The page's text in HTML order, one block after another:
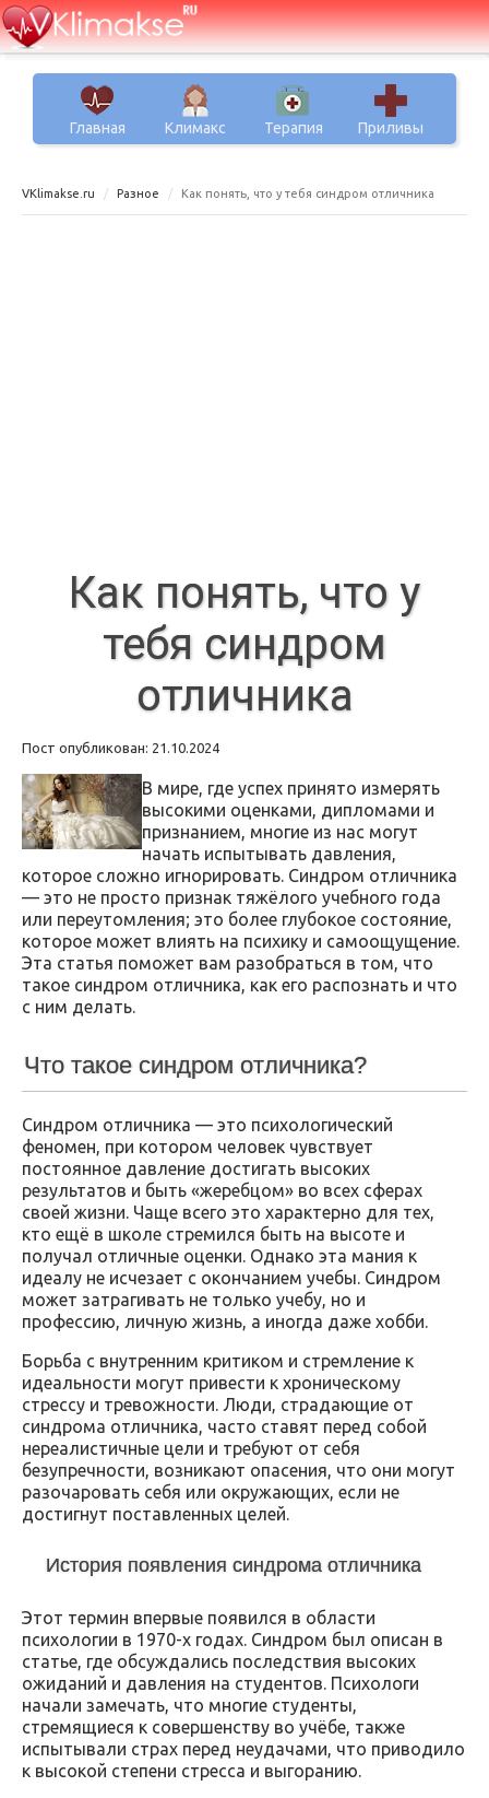
Главная Климакс Терапия Приливы
VKlimakse.ru Разное Как понять, что у тебя синдром отличника
Как понять, что у
тебя синдром
отличника
Пост опубликован: 21.10.2024
В мире, где успех принято измерять
высокими оценками, дипломами и
признанием, многие из нас могут
начать испытывать давления,
которое сложно игнорировать. Синдром отличника
— это не просто признак тяжёлого учебного года
или переутомления; это более глубокое состояние,
которое может влиять на психику и самоощущение.
Эта статья поможет вам разобраться в том, что
такое синдром отличника, как его распознать и что
с ним делать.
Что такое синдром отличника?
Синдром отличника — это психологический
феномен, при котором человек чувствует
постоянное давление достигать высоких
результатов и быть «жеребцом» во всех сферах
своей жизни. Чаще всего это характерно для тех,
кто ещё в школе стремился быть на высоте и
получал отличные оценки. Однако эта мания к
идеалу не исчезает с окончанием учебы. Синдром
может затрагивать не только учебу, но и
профессию, личную жизнь, а иногда даже хобби.
Борьба с внутренним критиком и стремление к
идеальности могут привести к хроническому
стрессу и тревожности. Люди, страдающие от
синдрома отличника, часто ставят перед собой
нереалистичные цели и требуют от себя
безупречности, возникают опасения, что они могут
разочаровать себя или окружающих, если не
достигнут поставленных целей.
История появления синдрома отличника
Этот термин впервые появился в области
психологии в 1970-х годах. Синдром был описан в
статье, где обсуждались последствия высоких
ожиданий и давления на студентов. Психологи
начали замечать, что многие студенты,
стремящиеся к совершенству во учёбе, также
испытывали страх перед неудачами, что приводило
к высокой степени стресса и выгоранию.